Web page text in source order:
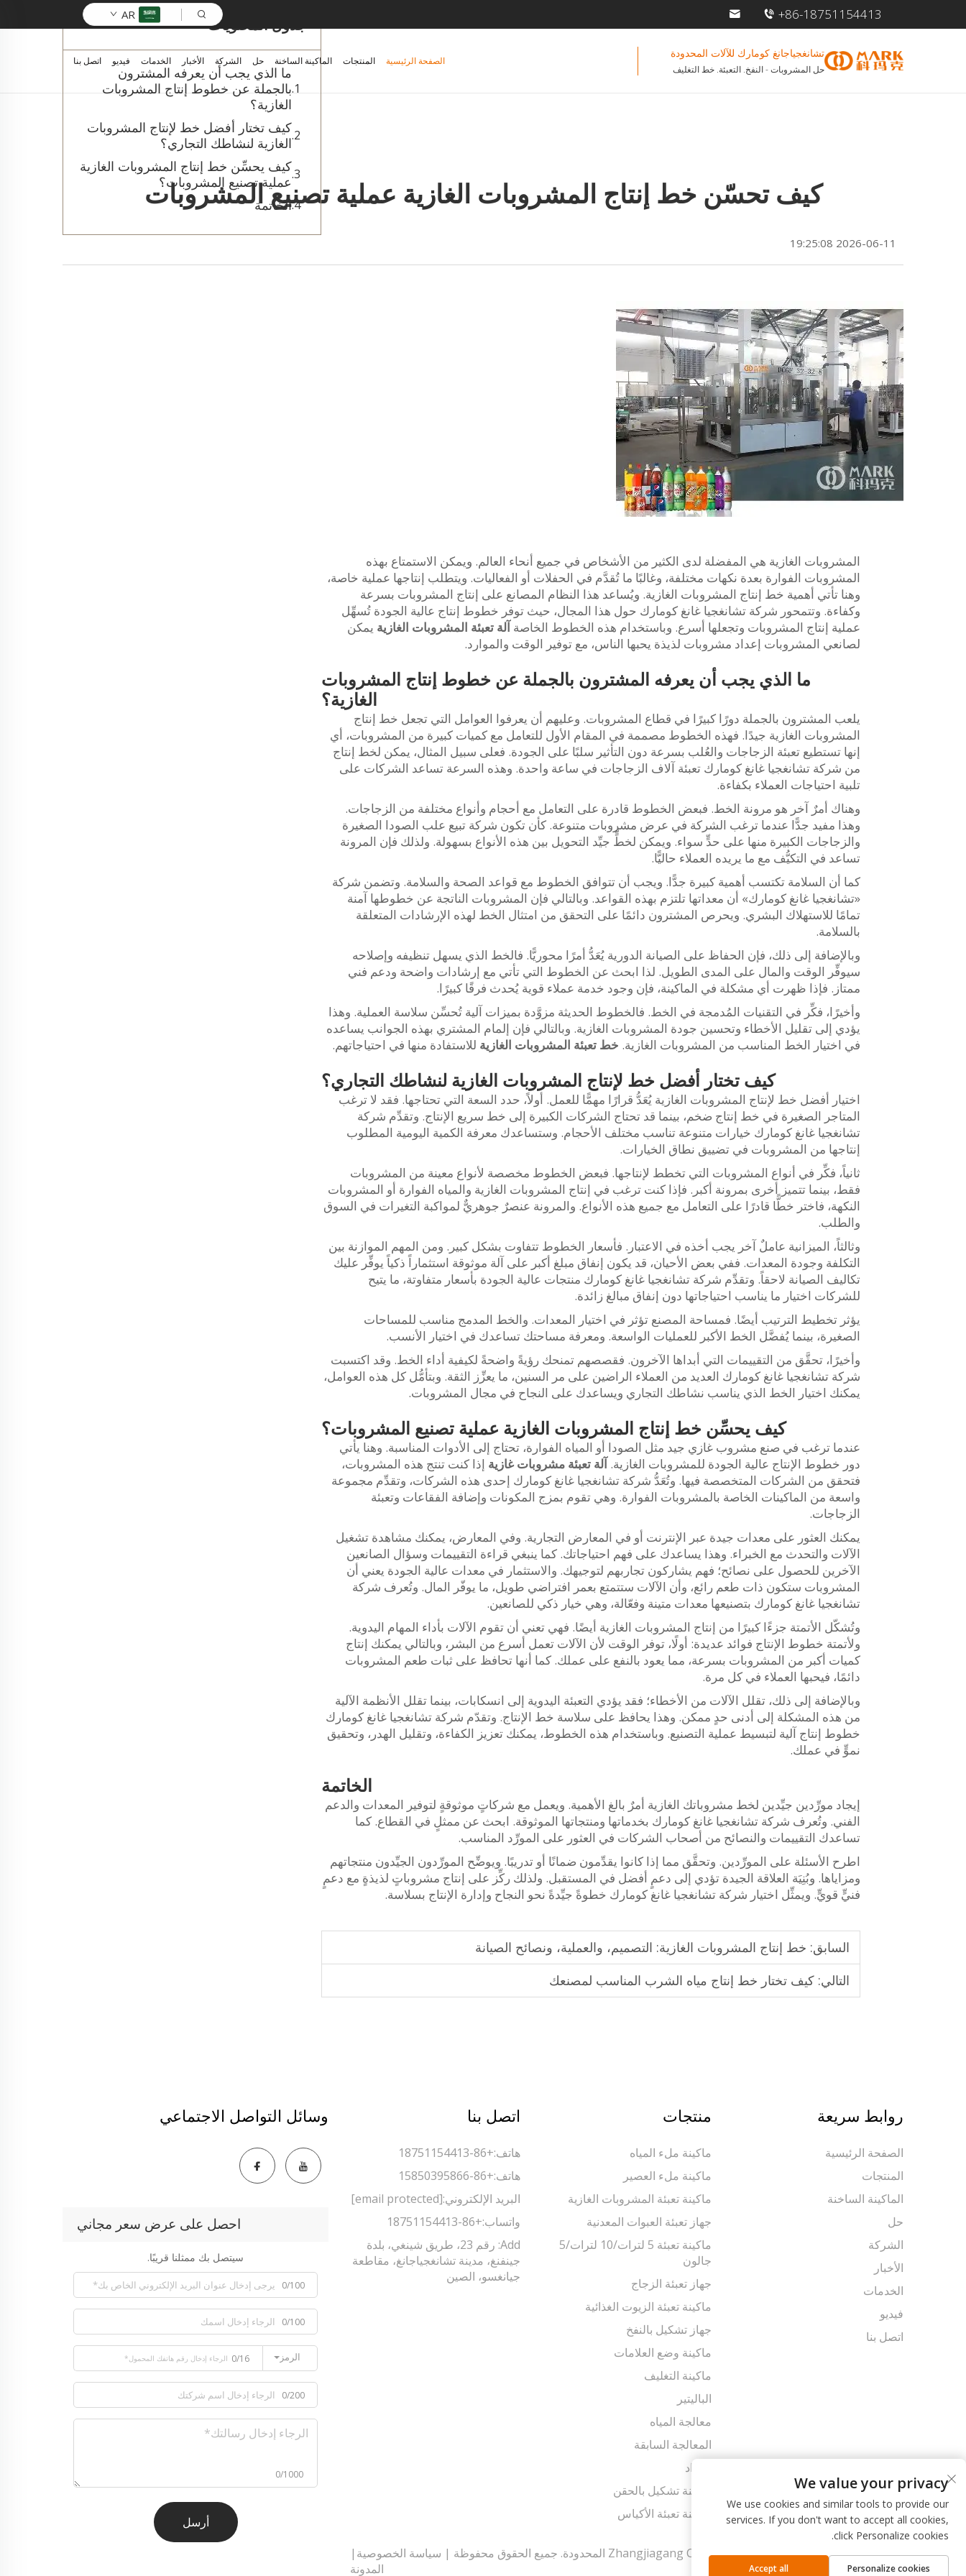
+86-18751154413
AR
تشانغجياجانغ كومارك للآلات المحدودة
حل المشروبات - النفخ. التعبئة. خط التغليف
الصفحة الرئيسية المنتجات الماكينة الساخنة حل الشركة الأخبار الخدمات فيديو اتصل بنا
كيف تحسّن خط إنتاج المشروبات الغازية عملية تصنيع المشروبات
2026-06-11 19:25:08
المشروبات الغازية هي المفضلة لدى الكثير من الأشخاص في جميع أنحاء العالم. ويمكن الاستمتاع بهذه
المشروبات الفوارة بعدة نكهات مختلفة، وغالبًا ما تُقدَّم في الحفلات أو الفعاليات. ويتطلب إنتاجها عملية خاصة،
وهنا تأتي أهمية خط إنتاج المشروبات الغازية. ويُساعد هذا النظام المصانع على إنتاج المشروبات بسرعة
وكفاءة. وتتمحور شركة تشانغجيا غانغ كومارك حول هذا المجال، حيث توفر خطوط إنتاج عالية الجودة تُسهِّل
عملية إنتاج المشروبات وتجعلها أسرع. وباستخدام هذه الخطوط الخاصة آلة تعبئة المشروبات الغازية يمكن
لصانعي المشروبات إعداد مشروبات لذيذة يحبها الناس، مع توفير الوقت والموارد.
ما الذي يجب أن يعرفه المشترون بالجملة عن خطوط إنتاج المشروبات
الغازية؟
يلعب المشترون بالجملة دورًا كبيرًا في قطاع المشروبات. وعليهم أن يعرفوا العوامل التي تجعل خط إنتاج
المشروبات الغازية جيدًا. فهذه الخطوط مصممة في المقام الأول للتعامل مع كميات كبيرة من المشروبات، أي
إنها تستطيع تعبئة الزجاجات والعُلب بسرعة دون التأثير سلبًا على الجودة. فعلى سبيل المثال، يمكن لخط إنتاج
من شركة تشانغجيا غانغ كومارك تعبئة آلاف الزجاجات في ساعة واحدة. وهذه السرعة تساعد الشركات على
تلبية احتياجات العملاء بكفاءة.
وهناك أمرٌ آخر هو مرونة الخط. فبعض الخطوط قادرة على التعامل مع أحجام وأنواع مختلفة من الزجاجات.
وهذا مفيد جدًّا عندما ترغب الشركة في عرض مشروبات متنوعة. كأن تكون شركة تبيع علب الصودا الصغيرة
والزجاجات الكبيرة منها على حدٍّ سواء. ويمكن لخطٍّ جيِّد التحويل بين هذه الأنواع بسهولة. ولذلك فإن المرونة
تساعد في التكيُّف مع ما يريده العملاء حاليًّا.
كما أن السلامة تكتسب أهمية كبيرة جدًّا. ويجب أن تتوافق الخطوط مع قواعد الصحة والسلامة. وتضمن شركة
«تشانغجيا غانغ كومارك» أن معداتها تلتزم بهذه القواعد. وبالتالي فإن المشروبات الناتجة عن خطوطها آمنة
تمامًا للاستهلاك البشري. ويحرص المشترون دائمًا على التحقق من امتثال الخط لهذه الإرشادات المتعلقة
بالسلامة.
وبالإضافة إلى ذلك، فإن الحفاظ على الصيانة الدورية يُعَدُّ أمرًا محوريًّا. فالخط الذي يسهل تنظيفه وإصلاحه
سيوفِّر الوقت والمال على المدى الطويل. لذا ابحث عن الخطوط التي تأتي مع إرشادات واضحة ودعم فني
ممتاز. فإذا ظهرت أي مشكلة في الماكينة، فإن وجود خدمة عملاء قوية يُحدث فرقًا كبيرًا.
وأخيرًا، فكِّر في التقنيات المُدمجة في الخط. فالخطوط الحديثة مزوَّدة بميزات آلية تُحسِّن سلاسة العملية. وهذا
يؤدي إلى تقليل الأخطاء وتحسين جودة المشروبات الغازية. وبالتالي فإن إلمام المشتري بهذه الجوانب يساعده
في اختيار الخط المناسب من المشروبات الغازية. خط تعبئة المشروبات الغازية للاستفادة منها في احتياجاتهم.
كيف تختار أفضل خط لإنتاج المشروبات الغازية لنشاطك التجاري؟
اختيار أفضل خط لإنتاج المشروبات الغازية يُعَدُّ قرارًا مهمًّا للعمل. أولاً، حدد السعة التي تحتاجها. فقد لا ترغب
المتاجر الصغيرة في خط إنتاج ضخم، بينما قد تحتاج الشركات الكبيرة إلى خط سريع الإنتاج. وتقدِّم شركة
تشانغجيا غانغ كومارك خيارات متنوعة تناسب مختلف الأحجام. وستساعدك معرفة الكمية اليومية المطلوب
إنتاجها من المشروبات في تضييق نطاق الخيارات.
ثانياً، فكِّر في أنواع المشروبات التي تخطط لإنتاجها. فبعض الخطوط مخصصة لأنواع معينة من المشروبات
فقط، بينما تتميز أخرى بمرونة أكبر. فإذا كنت ترغب في إنتاج المشروبات الغازية والمياه الفوارة أو المشروبات
النكهة، فاختر خطًّا قادرًا على التعامل مع جميع هذه الأنواع. والمرونة عنصرٌ جوهريٌّ لمواكبة التغيرات في السوق
والطلب.
وثالثاً، الميزانية عاملٌ آخر يجب أخذه في الاعتبار. فأسعار الخطوط تتفاوت بشكل كبير. ومن المهم الموازنة بين
التكلفة وجودة المعدات. ففي بعض الأحيان، قد يكون إنفاق مبلغ أكبر على آلة موثوقة استثماراً ذكياً يوفِّر عليك
تكاليف الصيانة لاحقاً. وتقدِّم شركة تشانغجيا غانغ كومارك منتجات عالية الجودة بأسعار متفاوتة، ما يتيح
للشركات اختيار ما يناسب احتياجاتها دون إنفاق مبالغ زائدة.
يؤثر تخطيط الترتيب أيضًا. فمساحة المصنع تؤثر في اختيار المعدات. والخط المدمج مناسب للمساحات
الصغيرة، بينما يُفضَّل الخط الأكبر للعمليات الواسعة. ومعرفة مساحتك تساعدك في اختيار الأنسب.
وأخيرًا، تحقَّق من التقييمات التي أبداها الآخرون. فقصصهم تمنحك رؤيةً واضحةً لكيفية أداء الخط. وقد اكتسبت
شركة تشانغجيا غانغ كومارك العديد من العملاء الراضين على مر السنين، ما يعزِّز الثقة. وبتأمُّل كل هذه العوامل،
يمكنك اختيار الخط الذي يناسب نشاطك التجاري ويساعدك على النجاح في مجال المشروبات.
كيف يحسِّن خط إنتاج المشروبات الغازية عملية تصنيع المشروبات؟
عندما ترغب في صنع مشروب غازي جيد مثل الصودا أو المياه الفوارة، تحتاج إلى الأدوات المناسبة. وهنا يأتي
دور خطوط الإنتاج عالية الجودة للمشروبات الغازية. آلة تعبئة مشروبات غازية إذا كنت تنتج هذه المشروبات،
فتحقق من الشركات المتخصصة فيها. وتُعَدُّ شركة تشانغجيا غانغ كومارك إحدى هذه الشركات، وتقدِّم مجموعة
واسعة من الماكينات الخاصة بالمشروبات الفوارة. وهي تقوم بمزج المكونات وإضافة الفقاعات وتعبئة
الزجاجات.
يمكنك العثور على معدات جيدة عبر الإنترنت أو في المعارض التجارية. وفي المعارض، يمكنك مشاهدة تشغيل
الآلات والتحدث مع الخبراء. وهذا يساعدك على فهم احتياجاتك. كما ينبغي قراءة التقييمات وسؤال الصانعين
الآخرين للحصول على نصائح؛ فهم يشاركون تجاربهم لتوجيهك. والاستثمار في معدات عالية الجودة يعني أن
المشروبات ستكون ذات طعم رائع، وأن الآلات ستتمتع بعمر افتراضي طويل، ما يوفّر المال. وتُعرف شركة
تشانغجيا غانغ كومارك بتصنيعها معدات متينة وفعّالة، وهي خيار ذكي للصانعين.
وتُشكّل الأتمتة جزءًا كبيرًا من إنتاج المشروبات الغازية أيضًا. فهي تعني أن تقوم الآلات بأداء المهام اليدوية.
ولأتمتة خطوط الإنتاج فوائد عديدة: أولًا، توفر الوقت لأن الآلات تعمل أسرع من البشر، وبالتالي يمكنك إنتاج
كميات أكبر من المشروبات بسرعة، مما يعود بالنفع على عملك. كما أنها تحافظ على ثبات طعم المشروبات
دائمًا، فيحبها العملاء في كل مرة.
وبالإضافة إلى ذلك، تقلل الآلات من الأخطاء؛ فقد يؤدي التعبئة اليدوية إلى انسكابات، بينما تقلل الأنظمة الآلية
من هذه المشكلة إلى أدنى حدٍ ممكن. وهذا يحافظ على سلاسة خط الإنتاج. وتقدّم شركة تشانغجيا غانغ كومارك
خطوط إنتاج آلية لتبسيط عملية التصنيع. وباستخدام هذه الخطوط، يمكنك تعزيز الكفاءة، وتقليل الهدر، وتحقيق
نموٍّ في عملك.
الخاتمة
إيجاد مورِّدين جيِّدين لخط مشروباتك الغازية أمرٌ بالغ الأهمية. ويعمل مع شركاتٍ موثوقةٍ لتوفير المعدات والدعم
الفني. وتُعرف شركة تشانغجيا غانغ كومارك بخدماتها ومنتجاتها الموثوقة. ابحث عن ممثلٍ في القطاع. كما
تساعدك التقييمات والنصائح من أصحاب الشركات في العثور على المورِّد المناسب.
اطرح الأسئلة على المورِّدين. وتحقَّق مما إذا كانوا يقدِّمون ضمانًا أو تدريبًا. ويوضِّح المورِّدون الجيِّدون منتجاتهم
ومزاياها. وبُنِيَة العلاقة الجيدة تؤدي إلى دعمٍ أفضل في المستقبل. ولذلك ركِّز على إنتاج مشروباتٍ لذيذةٍ مع دعمٍ
فنيٍّ قويٍّ. ويمثِّل اختيار شركة تشانغجيا غانغ كومارك خطوةً جيِّدةً نحو النجاح وإدارة الإنتاج بسلاسة.
السابق: خط إنتاج المشروبات الغازية: التصميم، والعملية، ونصائح الصيانة
التالي: كيف تختار خط إنتاج مياه الشرب المناسب لمصنعك
جدول المحتويات
ما الذي يجب أن يعرفه المشترون
بالجملة عن خطوط إنتاج المشروبات
الغازية؟
كيف تختار أفضل خط لإنتاج المشروبات
الغازية لنشاطك التجاري؟
كيف يحسِّن خط إنتاج المشروبات الغازية
عملية تصنيع المشروبات؟
الخاتمة
روابط سريعة
الصفحة الرئيسية
المنتجات
الماكينة الساخنة
حل
الشركة
الأخبار
الخدمات
فيديو
اتصل بنا
منتجات
ماكينة ملء المياه
ماكينة ملء العصير
ماكينة تعبئة المشروبات الغازية
جهاز تعبئة العبوات المعدنية
ماكينة تعبئة 5 لترات/10 لترات/5
جالون
جهاز تعبئة الزجاج
ماكينة تعبئة الزيوت الغذائية
جهاز تشكيل بالنفخ
ماكينة وضع العلامات
ماكينة التغليف
الباليتير
معالجة المياه
المعالجة السابقة
المواد
ماكينة تشكيل بالحقن
ماكينة تعبئة الأكياس
اتصل بنا
هاتف:+86-18751154413
هاتف:+86-15850395866
البريد الإلكتروني:[email protected]
واتساب:+86-18751154413
Add: رقم 23، طريق شينغي، بلدة
جينفنغ، مدينة تشانغجياجانغ، مقاطعة
جيانغسو، الصين
حقوق النشر © شركة Zhangjiagang Comark Machinery المحدودة. جميع الحقوق محفوظة | سياسة الخصوصية |
المدونة
وسائل التواصل الاجتماعي
احصل على عرض سعر مجاني
سيتصل بك ممثلنا قريبًا.
0/100
0/100
الرمز 0/16
0/200
0/1000
أرسل
We value your privacy
We use cookies and similar tools to provide our
services. If you don't want to accept all cookies,
click Personalize cookies.
Personalize cookies
Accept all